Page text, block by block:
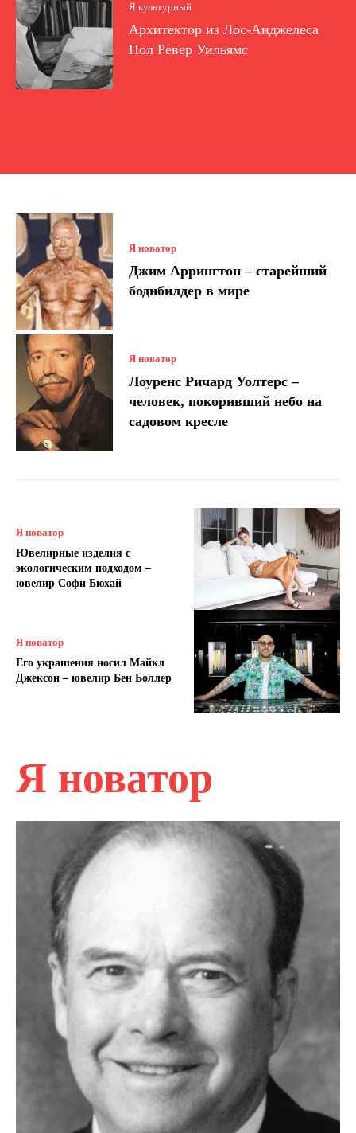
Я культурный
Архитектор из Лос-Анджелеса
Пол Ревер Уильямс
Я новатор
Джим Аррингтон – старейший
бодибилдер в мире
Я новатор
Лоуренс Ричард Уолтерс –
человек, покоривший небо на
садовом кресле
Я новатор
Ювелирные изделия с
экологическим подходом –
ювелир Софи Бюхай
Я новатор
Его украшения носил Майкл
Джексон – ювелир Бен Боллер
Я новатор